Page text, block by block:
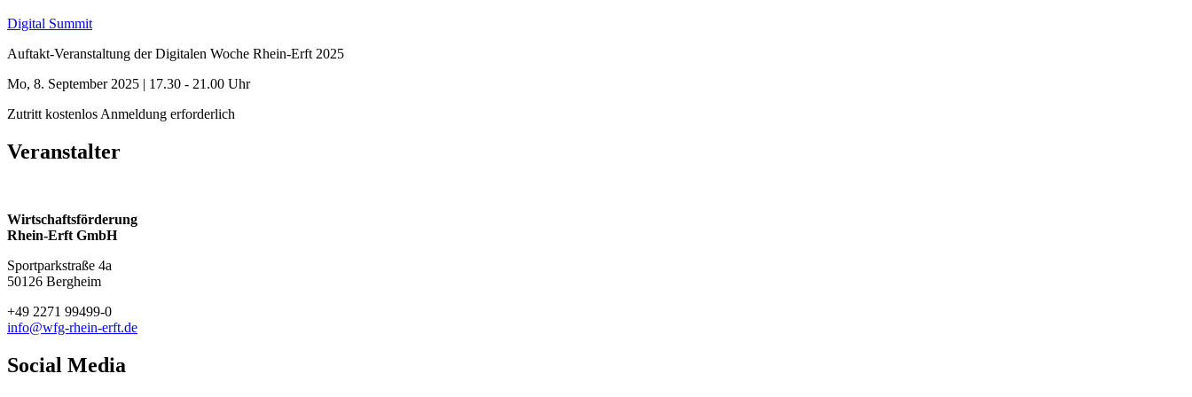
Digital Summit
Auftakt-Veranstaltung der Digitalen Woche Rhein-Erft 2025
Mo, 8. September 2025 | 17.30 - 21.00 Uhr
Zutritt kostenlos Anmeldung erforderlich
Veranstalter
Wirtschaftsförderung
Rhein-Erft GmbH
Sportparkstraße 4a
50126 Bergheim
+49 2271 99499-0
info@wfg-rhein-erft.de
Social Media